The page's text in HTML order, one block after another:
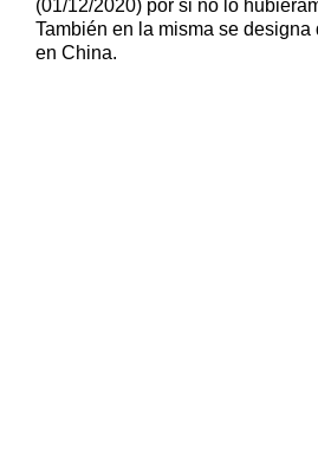
(01/12/2020) por si no lo
También en la misma se
en China.